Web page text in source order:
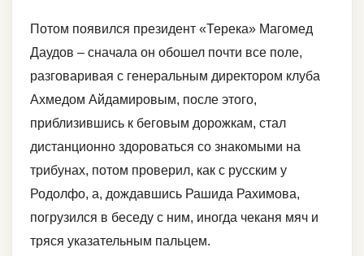
Потом появился президент «Терека» Магомед
Даудов – сначала он обошел почти все поле,
разговаривая с генеральным директором клуба
Ахмедом Айдамировым, после этого,
приблизившись к беговым дорожкам, стал
дистанционно здороваться со знакомыми на
трибунах, потом проверил, как с русским у
Родолфо, а, дождавшись Рашида Рахимова,
погрузился в беседу с ним, иногда чеканя мяч и
тряся указательным пальцем.